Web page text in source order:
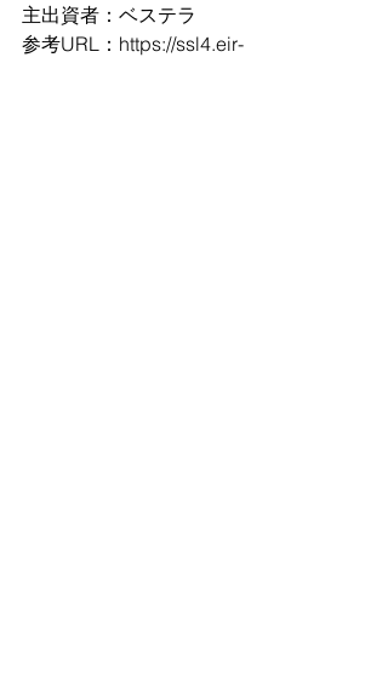
主出資者：ベステラ
参考URL： https://ssl4.eir-